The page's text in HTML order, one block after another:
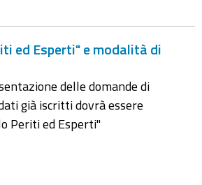
ed Esperti" e modalità di
delle domande di
già iscritti dovrà essere
Periti ed Esperti"